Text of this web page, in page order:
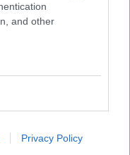
and other
Privacy Policy
képességeit bevetve
lendül.
nagy része
Moosa Mostafa,
Nyawo, Jamie